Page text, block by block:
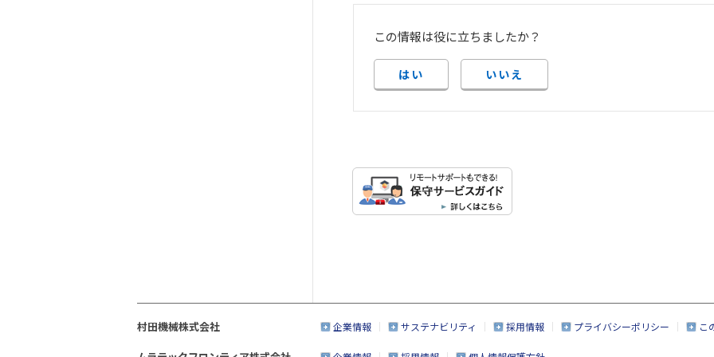
この情報は役に立ちましたか？
はい いいえ
村田機械株式会社 企業情報 サステナビリティ 採用情報 プライバシーポリシー こ